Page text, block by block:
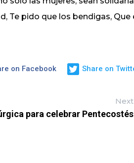
Te pido que los bendigas, Que
on Facebook Share on
Next
para celebrar Pentecostés